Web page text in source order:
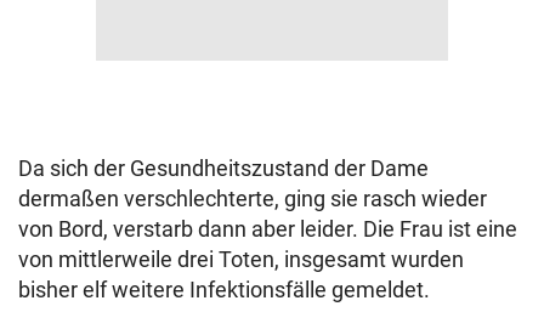
Da sich der Gesundheitszustand der Dame
dermaßen verschlechterte, ging sie rasch wieder
von Bord, verstarb dann aber leider. Die Frau ist eine
von mittlerweile drei Toten, insgesamt wurden
bisher elf weitere Infektionsfälle gemeldet.